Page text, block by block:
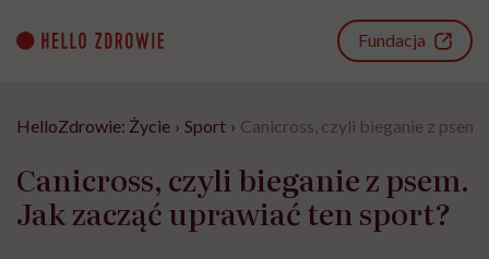
content
Fundacja
HelloZdrowie: Życie › Sport › Canicross, czyli bieganie z
Canicross, czyli bieganie z psem.
Jak zacząć uprawiać ten sport?